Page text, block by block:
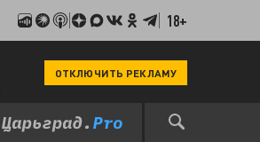
18+
ОТКЛЮЧИТЬ РЕКЛАМУ